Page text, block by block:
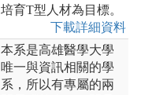
培育T型人材為目標。
下載詳細資料
本系是高雄醫學大學
唯一與資訊相關的學
系，所以有專屬的兩